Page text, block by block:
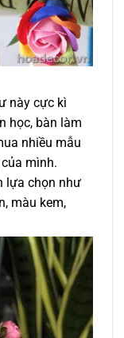
này cực kì
học, bàn làm
nhiều mẫu
mình.
lựa chọn như
màu kem,